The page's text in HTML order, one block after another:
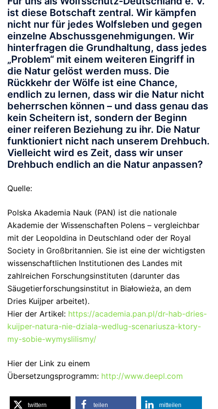
ist diese Botschaft zentral. Wir kämpfen
nicht nur für jedes Wolfsleben und gegen
einzelne Abschussgenehmigungen. Wir
hinterfragen die Grundhaltung, dass jedes
„Problem“ mit einem weiteren Eingriff in
die Natur gelöst werden muss. Die
Rückkehr der Wölfe ist eine Chance,
endlich zu lernen, dass wir die Natur nicht
beherrschen können – und dass genau das
kein Scheitern ist, sondern der Beginn
einer reiferen Beziehung zu ihr. Die Natur
funktioniert nicht nach unserem Drehbuch.
Vielleicht wird es Zeit, dass wir unser
Drehbuch endlich an die Natur anpassen?
Quelle:
Polska Akademia Nauk (PAN) ist die nationale
Akademie der Wissenschaften Polens – vergleichbar
mit der Leopoldina in Deutschland oder der Royal
Society in Großbritannien. Sie ist eine der wichtigsten
wissenschaftlichen Institutionen des Landes mit
zahlreichen Forschungsinstituten (darunter das
Säugetierforschungsinstitut in Białowieża, an dem
Dries Kuijper arbeitet).
Hier der Artikel: https://academia.pan.pl/dr-hab-dries-
kuijper-natura-nie-dziala-wedlug-scenariusza-ktory-
my-sobie-wymyslilismy/
Hier der Link zu einem
Übersetzungsprogramm: http://www.deepl.com
twittern teilen mitteilen